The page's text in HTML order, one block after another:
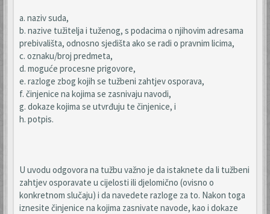
a. naziv suda,
b. nazive tužitelja i tuženog, s podacima o njihovim adresama
prebivališta, odnosno sjedišta ako se radi o pravnim licima,
c. oznaku/broj predmeta,
d. moguće procesne prigovore,
e. razloge zbog kojih se tužbeni zahtjev osporava,
f. činjenice na kojima se zasnivaju navodi,
g. dokaze kojima se utvrđuju te činjenice, i
h. potpis.
U uvodu odgovora na tužbu važno je da istaknete da li tužbeni
zahtjev osporavate u cijelosti ili djelomično (ovisno o
konkretnom slučaju) i da navedete razloge za to. Nakon toga
iznesite činjenice na kojima zasnivate navode, kao i dokaze